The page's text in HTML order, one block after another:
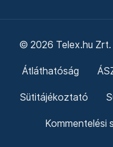
© 2026 Telex.hu Zrt.
Átláthatóság
Sütitájékoztató
Kommentelési